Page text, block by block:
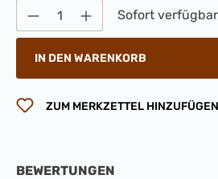
Produkt Anzahl: Gib
Sofort
IN DEN WARENKORB
ZUM MERKZETTEL HINZUFÜGEN
BEWERTUNGEN